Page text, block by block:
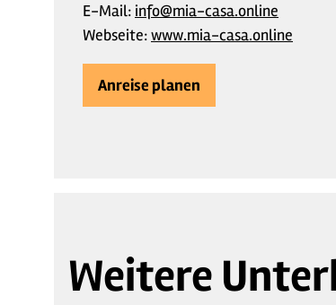
E-Mail: info@mia-casa.online
Webseite:www.mia-casa.online
Anreise planen
Weitere